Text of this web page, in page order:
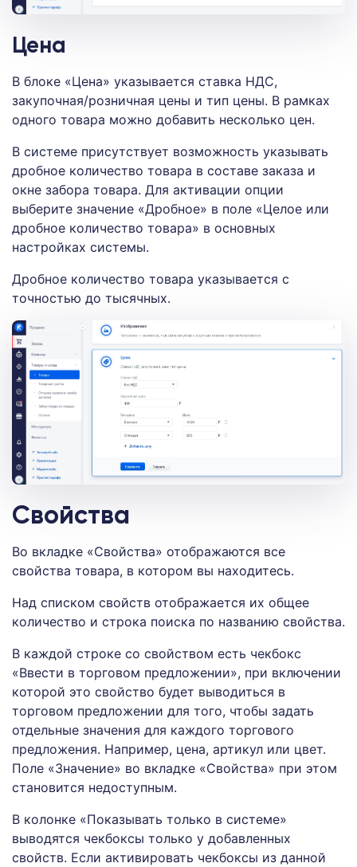
Цена
В блоке «Цена» указывается ставка НДС,
закупочная/розничная цены и тип цены. В рамках
одного товара можно добавить несколько цен.
В системе присутствует возможность указывать
дробное количество товара в составе заказа и
окне забора товара. Для активации опции
выберите значение «Дробное» в поле «Целое или
дробное количество товара» в основных
настройках системы.
Дробное количество товара указывается с
точностью до тысячных.
Свойства
Во вкладке «Свойства» отображаются все
свойства товара, в котором вы находитесь.
Над списком свойств отображается их общее
количество и строка поиска по названию свойства.
В каждой строке со свойством есть чекбокс
«Ввести в торговом предложении», при включении
которой это свойство будет выводиться в
торговом предложении для того, чтобы задать
отдельные значения для каждого торгового
предложения. Например, цена, артикул или цвет.
Поле «Значение» во вкладке «Свойства» при этом
становится недоступным.
В колонке «Показывать только в системе»
выводятся чекбоксы только у добавленных
свойств. Если активировать чекбоксы из данной